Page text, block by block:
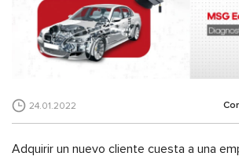
24.01.2022
Adquirir un nuevo cliente cuesta a una